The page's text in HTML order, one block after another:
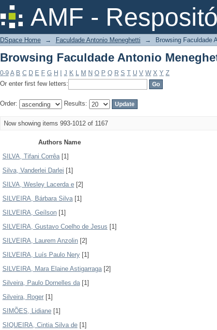
AMF -
Browsing Faculdade Antonio
DSpace Home → Faculdade Antonio Meneghetti → Browsing Faculdade
Browsing Faculdade Antonio
0-9 A B C D E F G H J K L M N O P Q R S T U V W X Y Z
Or enter first few letters:
Order: Results:
Now showing items 993-1012 of 1167
Authors Name
SILVA, Tifani Corrêa[1]
Silva, Vanderlei Darlei [1]
SILVA, Wesley Lacerda e [2]
SILVEIRA, Bárbara Silva[1]
SILVEIRA, Geílson [1]
SILVEIRA, Gustavo Coelho de Jesus [1]
SILVEIRA, Laurem Anzolin [2]
SILVEIRA, Luís Paulo Nery [1]
SILVEIRA, Mara Elaine Astigarraga[2]
Silveira, Paulo Dornelles da[1]
Silveira, Roger [1]
SIMÕES, Lidiane [1]
SIQUEIRA, Cintia Silva de [1]